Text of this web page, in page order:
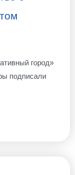
город»
подписали